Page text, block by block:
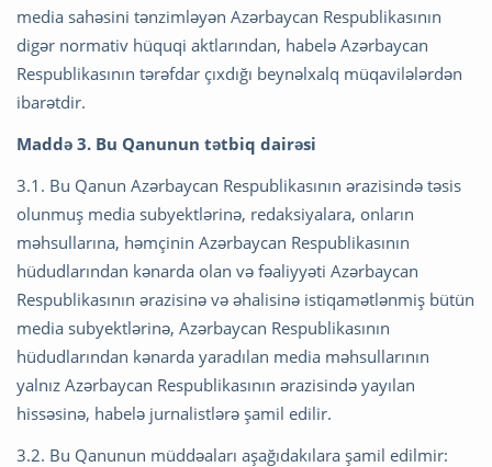
media sahəsini tənzimləyən Azərbaycan Respublikasının
digər normativ hüquqi aktlarından, habelə Azərbaycan
Respublikasının tərəfdar çıxdığı beynəlxalq müqavilələrdən
ibarətdir.
Maddə 3. Bu Qanunun tətbiq dairəsi
3.1. Bu Qanun Azərbaycan Respublikasının ərazisində təsis
olunmuş media subyektlərinə, redaksiyalara, onların
məhsullarına, həmçinin Azərbaycan Respublikasının
hüdudlarından kənarda olan və fəaliyyəti Azərbaycan
Respublikasının ərazisinə və əhalisinə istiqamətlənmiş bütün
media subyektlərinə, Azərbaycan Respublikasının
hüdudlarından kənarda yaradılan media məhsullarının
yalnız Azərbaycan Respublikasının ərazisində yayılan
hissəsinə, habelə jurnalistlərə şamil edilir.
3.2. Bu Qanunun müddəaları aşağıdakılara şamil edilmir: